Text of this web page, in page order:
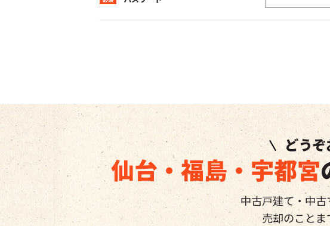
どう
仙台・福島・宇都宮
中古戸建て・中
売却のこと